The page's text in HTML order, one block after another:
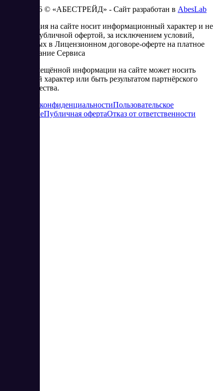
2023 - 2026 © «АБЕСТРЕЙД» - Сайт разработан в AbesLab
Информация на сайте носит информационный характер и не
является публичной офертой, за исключением условий,
изложенных в Лицензионном договоре-оферте на платное
использование Сервиса
Часть размещённой информации на сайте может носить
рекламный характер или быть результатом партнёрского
сотрудничества.
Политика конфиденциальностиПользовательское
соглашениеПубличная офертаОтказ от ответственности